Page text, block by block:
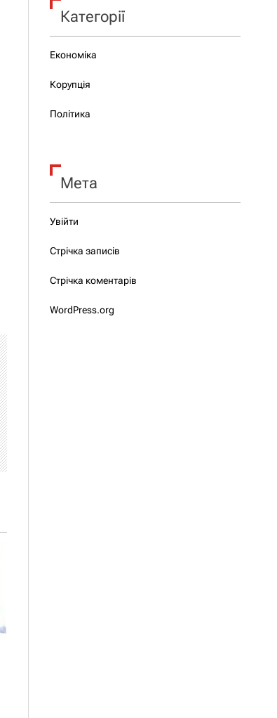
Категорії
Економіка
Корупція
Політика
Мета
Увійти
Стрічка записів
Стрічка коментарів
WordPress.org